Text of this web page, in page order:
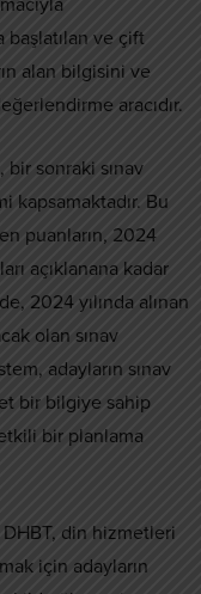
başlatılan ve çift
alan bilgisini ve
aracıdır.
bir sonraki sınav
kapsamaktadır. Bu
puanların, 2024
açıklanana kadar
2024 yılında alınan
olan sınav
adayların sınav
bir bilgiye sahip
bir planlama
DHBT, din hizmetleri
için adayların